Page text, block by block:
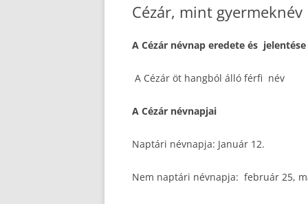
Cézár, mint gyermeknév
A Cézár névnap eredete és jelentése
A Cézár öt hangból álló férfi név
A Cézár névnapjai
Naptári névnapja: Január 12.
Nem naptári névnapja: február 25,